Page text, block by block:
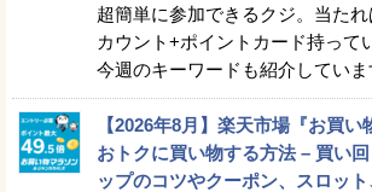
超簡単に参加できるクジ。当た
カウント+ポイントカード持って
今週のキーワードも紹介していま
【2026年8月】楽天市場『お買
おトクに買い物する方法 – 買い
ップのコツやクーポン、スロット